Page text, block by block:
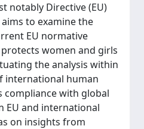
notably Directive (EU)
to examine the
EU normative
women and girls
the analysis within
international human
compliance with global
EU and international
on insights from